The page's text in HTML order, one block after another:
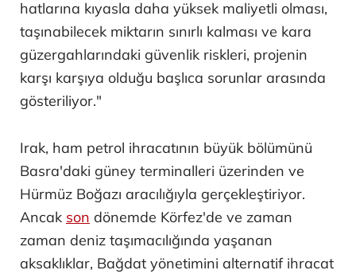
hatlarına kıyasla daha yüksek maliyetli olması,
taşınabilecek miktarın sınırlı kalması ve kara
güzergahlarındaki güvenlik riskleri, projenin
karşı karşıya olduğu başlıca sorunlar arasında
gösteriliyor."
Irak, ham petrol ihracatının büyük bölümünü
Basra'daki güney terminalleri üzerinden ve
Hürmüz Boğazı aracılığıyla gerçekleştiriyor.
Ancak son dönemde Körfez'de ve zaman
zaman deniz taşımacılığında yaşanan
aksaklıklar, Bağdat yönetimini alternatif ihracat